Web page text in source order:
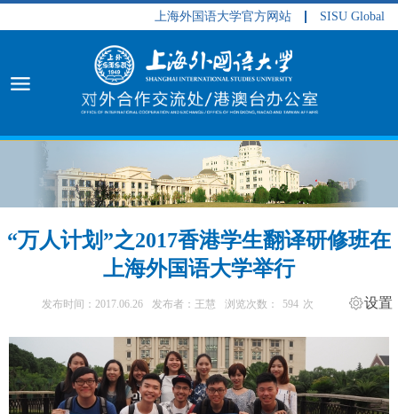
上海外国语大学官方网站 SISU Global
“万人计划”之2017香港学生翻译研修班在
上海外国语大学举行
发布时间：2017.06.26 发布者：王慧 浏览次数： 594 次 设置